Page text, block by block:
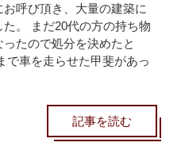
呼び頂き、大量の建築に
。 まだ20代の方の持ち物
たので処分を決めたと
で車を走らせた甲斐があっ
記事を読む